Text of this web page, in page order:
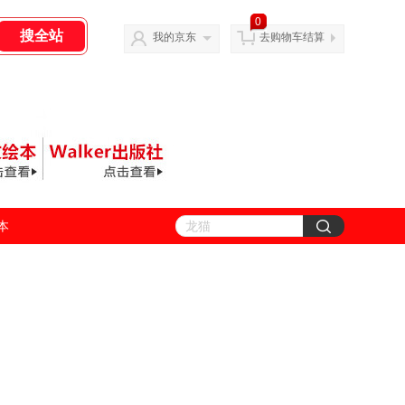
我的京东
0
去购物车结算